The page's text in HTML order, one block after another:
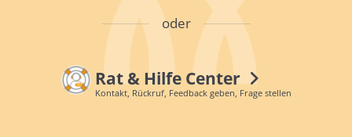
oder
Rat & Hilfe Center
Kontakt, Rückruf, Feedback geben, Frage stellen